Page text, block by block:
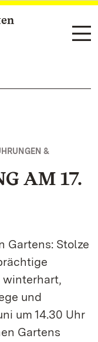
&
AM 17.
Gartens: Stolze
winterhart,
und
um 14.30 Uhr
Gartens